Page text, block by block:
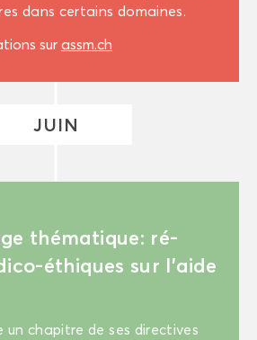
dans cer­tains do­maines.
sur assm.ch
JUIN
thé­ma­tique: ré­
​éthiques sur l’aide
un cha­pitre de ses di­rec­tives